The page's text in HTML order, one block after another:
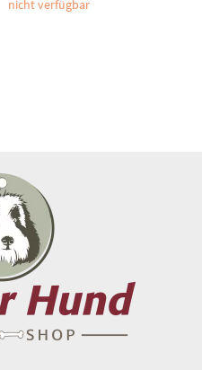
nicht verfügbar